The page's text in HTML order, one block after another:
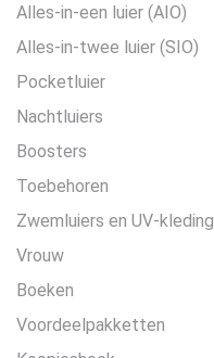
Alles-in-een luier (AIO)
Alles-in-twee luier (SIO)
Pocketluier
Nachtluiers
Boosters
Toebehoren
Zwemluiers en UV-kleding
Vrouw
Boeken
Voordeelpakketten